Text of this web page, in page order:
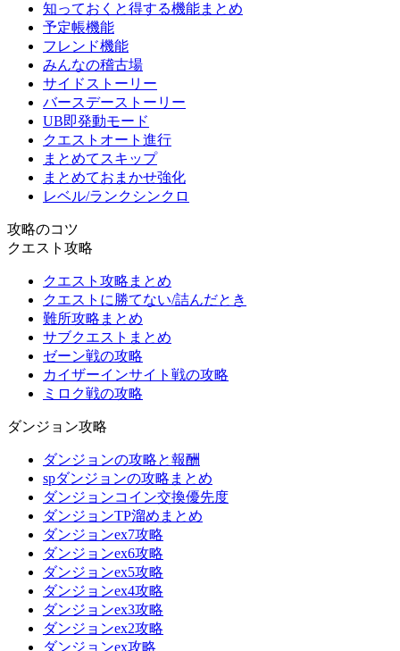
知っておくと得する機能まとめ
予定帳機能
フレンド機能
みんなの稽古場
サイドストーリー
バースデーストーリー
UB即発動モード
クエストオート進行
まとめてスキップ
まとめておまかせ強化
レベル/ランクシンクロ
攻略のコツ
クエスト攻略
クエスト攻略まとめ
クエストに勝てない/詰んだとき
難所攻略まとめ
サブクエストまとめ
ゼーン戦の攻略
カイザーインサイト戦の攻略
ミロク戦の攻略
ダンジョン攻略
ダンジョンの攻略と報酬
spダンジョンの攻略まとめ
ダンジョンコイン交換優先度
ダンジョンTP溜めまとめ
ダンジョンex7攻略
ダンジョンex6攻略
ダンジョンex5攻略
ダンジョンex4攻略
ダンジョンex3攻略
ダンジョンex2攻略
ダンジョンex攻略